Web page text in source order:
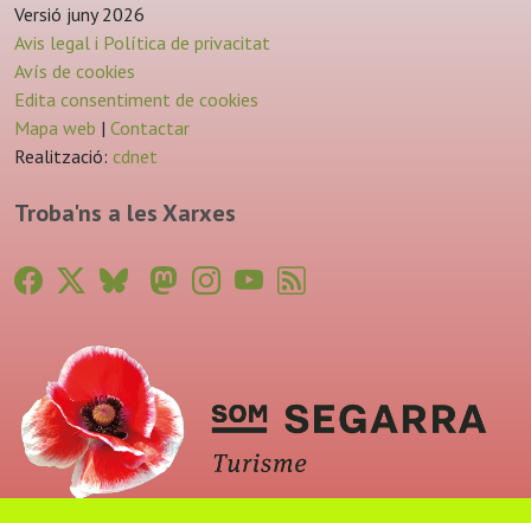
Versió juny 2026
Avis legal i Política de privacitat
Avís de cookies
Edita consentiment de cookies
Mapa web | Contactar
Realització: cdnet
Troba'ns a les Xarxes